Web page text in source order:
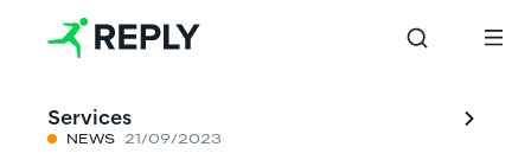
Services
NEWS 21/09/2023